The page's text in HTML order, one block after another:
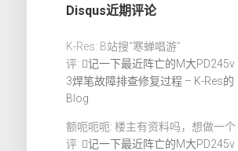
Disqus近期评论
K-Res: B站搜“寒蝉唱游”
评:
记一下最近阵亡的M大PD245v
3焊笔故障排查修复过程 – K-Res的
Blog
额呃呃呃: 楼主有资料吗，想做一个
评:
记一下最近阵亡的M大PD245v